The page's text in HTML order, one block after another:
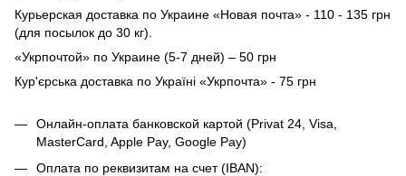
Курьерская доставка по Украине «Новая почта» - 110 - 135 грн
(для посылок до 30 кг).
«Укрпочтой» по Украине (5-7 дней) – 50 грн
Кур'єрська доставка по Україні «Укрпочта» - 75 грн
Онлайн-оплата банковской картой (Privat 24, Visa,
MasterCard, Apple Pay, Google Pay)
Оплата по реквизитам на счет (IBAN):